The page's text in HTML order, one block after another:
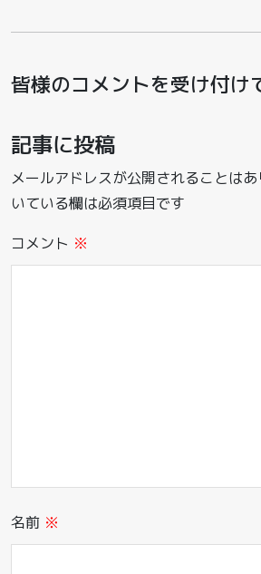
皆様のコメントを受け付け
記事に投稿
メールアドレスが公開されることはあ
いている欄は必須項目です
コメント ※
名前 ※